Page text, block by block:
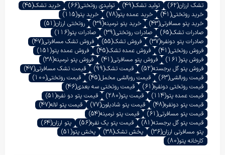
تشک ارزان(62) تولید تشک(49) تولیدی روتختی(66) خرید تشک(45)
خرید روتختی(41) خرید عمده پتو(78) خرید پتو(115)
خرید پتو مسافرتی(43) خرید پتو نرمینه(39) روتختی ارزان(51)
صادرات تشک(65) صادرات روتختی(39) صادرات پتو(116)
صادرات پتو دونفره(37) فروش تشک(55) فروش تشک مسافرتی(47)
فروش روتختی(41) فروش عمده تشک(45) فروش عمده پتو(151)
فروش پتو(161) فروش پتو مسافرتی(41) فروش پتو نرمینه(38)
فروش پتو گل برجسته(52) قیمت تشک(99) قیمت تشک مسافرتی(47)
قیمت روبالشی(63) قیمت روبالشی مخمل(45) قیمت روتختی(100)
قیمت روتختی دونفره(61) قیمت روتختی سه بعدی(46)
قیمت عمده پتو(114) قیمت پتو(280) قیمت پتو دو نفره(51)
قیمت پتو دونفره(48) قیمت پتو شادیلون(77) قیمت پتو لاله(47)
قیمت پتو مسافرتی(61) قیمت پتو نرمینه(54)
قیمت پتو گل برجسته(81) قیمت پتو یک نفره(56) پتو ارزان(64)
پتو مسافرتی ارزان(36) پخش تشک(38) پخش پتو(51)
کارخانه پتو(80)